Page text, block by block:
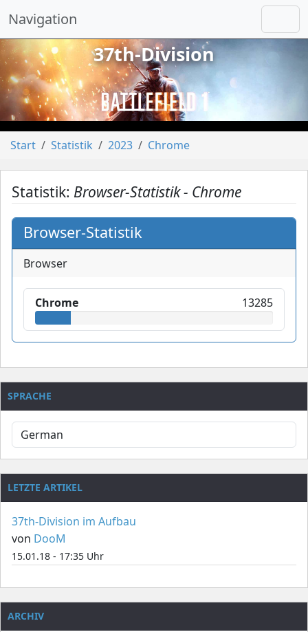
Navigation
vorheriges
37th-Division
Start Statistik 2023 Chrome
Statistik: Browser-Statistik - Chrome
Browser-Statistik
Browser
Chrome 13285
SPRACHE
LETZTE ARTIKEL
37th-Division im Aufbau
von DooM
15.01.18 - 17:35 Uhr
ARCHIV